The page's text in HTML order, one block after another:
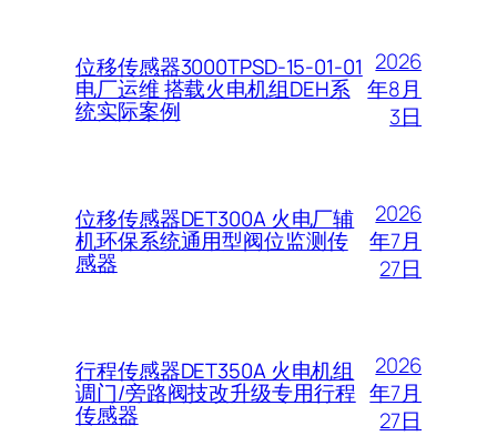
位移传感器3000TPSD-15-01-01
电厂运维 搭载火电机组DEH系
统实际案例
2026
年8月
3日
位移传感器DET300A 火电厂辅
机环保系统通用型阀位监测传
感器
2026
年7月
27日
行程传感器DET350A 火电机组
调门/旁路阀技改升级专用行程
传感器
2026
年7月
27日